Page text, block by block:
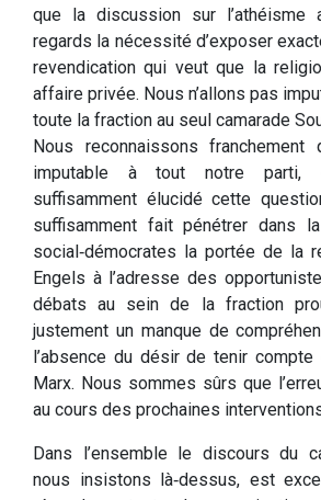
que la discussion sur l’athéisme
regards la nécessité d’exposer
revendication qui veut que la
affaire privée. Nous n’allons pas
toute la fraction au seul camarade
Nous reconnaissons
imputable à tout notre parti,
suffisamment élucidé cette
suffisamment fait pénétrer dans
social‑démocrates la portée de la
Engels à l’adresse des
débats au sein de la fraction
justement un manque de
l’absence du désir de tenir
Marx. Nous sommes sûrs que
au cours des prochaines
Dans l’ensemble le discours du
nous insistons là‑dessus, est